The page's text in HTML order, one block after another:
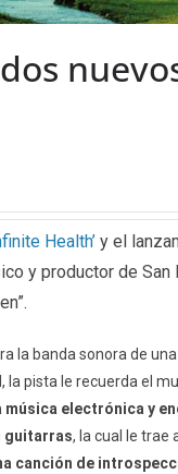
Health’ y el
y productor de
la banda sonora de
la pista le recuerda el
música electrónica y
guitarras, la cual le trae
canción de